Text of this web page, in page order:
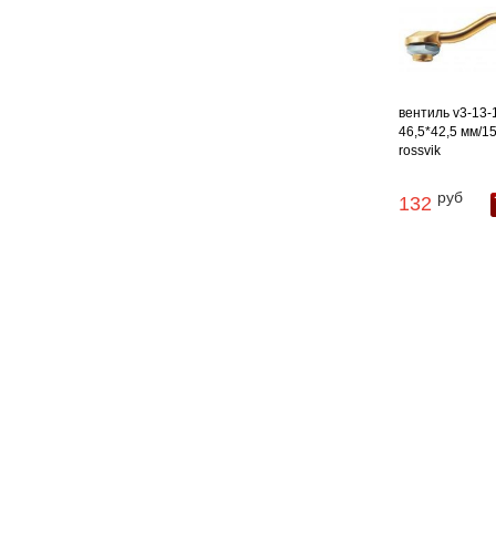
вентиль v3-13-
46,5*42,5 мм/
rossvik
132 руб